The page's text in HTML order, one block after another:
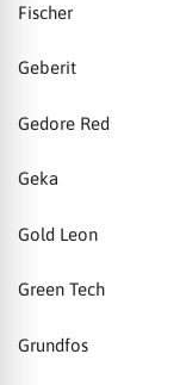
Fischer
Geberit
Gedore Red
Geka
Gold Leon
Green Tech
Grundfos